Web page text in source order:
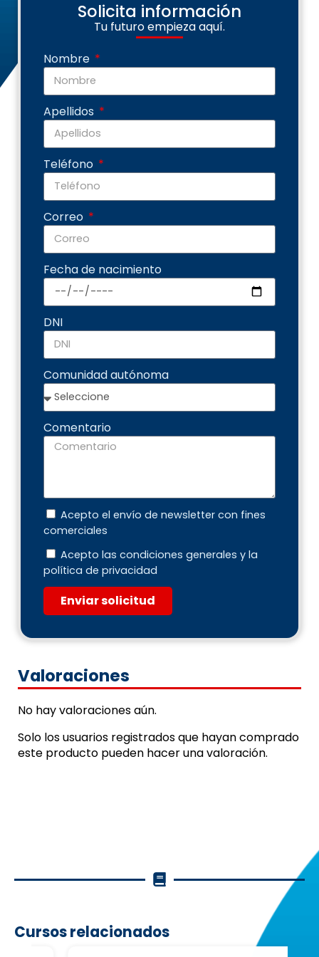
Solicita información
Tu futuro empieza aquí.
Nombre
Apellidos
Teléfono
Correo
Fecha de nacimiento
DNI
Comunidad autónoma
Comentario
Acepto el envío de newsletter con fines
comerciales
Acepto las condiciones generales y la
política de privacidad
Enviar solicitud
Valoraciones
No hay valoraciones aún.
Solo los usuarios registrados que hayan comprado
este producto pueden hacer una valoración.
Cursos relacionados